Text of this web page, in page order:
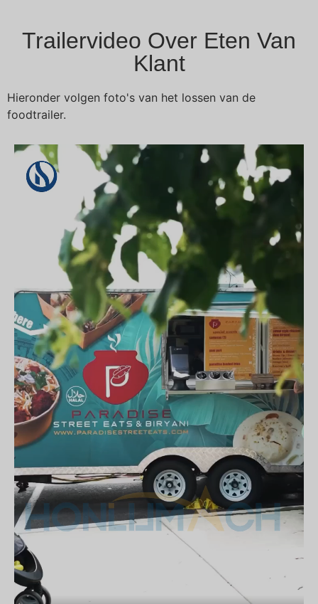
Trailervideo Over Eten Van
Klant
Hieronder volgen foto's van het lossen van de
foodtrailer.